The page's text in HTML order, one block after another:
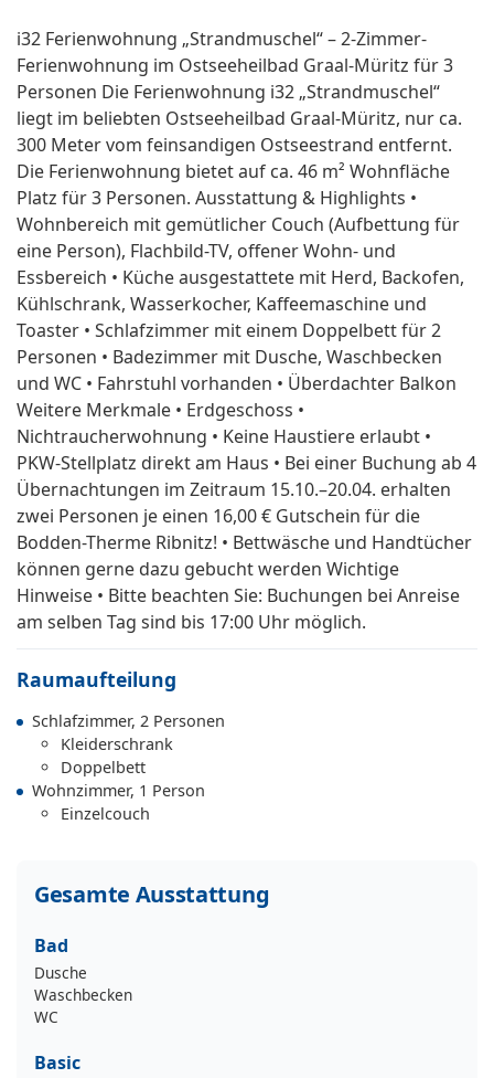
i32 Ferienwohnung „Strandmuschel“ – 2-Zimmer-
Ferienwohnung im Ostseeheilbad Graal-Müritz für 3
Personen Die Ferienwohnung i32 „Strandmuschel“
liegt im beliebten Ostseeheilbad Graal-Müritz, nur ca.
300 Meter vom feinsandigen Ostseestrand entfernt.
Die Ferienwohnung bietet auf ca. 46 m² Wohnfläche
Platz für 3 Personen. Ausstattung & Highlights •
Wohnbereich mit gemütlicher Couch (Aufbettung für
eine Person), Flachbild-TV, offener Wohn- und
Essbereich • Küche ausgestattete mit Herd, Backofen,
Kühlschrank, Wasserkocher, Kaffeemaschine und
Toaster • Schlafzimmer mit einem Doppelbett für 2
Personen • Badezimmer mit Dusche, Waschbecken
und WC • Fahrstuhl vorhanden • Überdachter Balkon
Weitere Merkmale • Erdgeschoss •
Nichtraucherwohnung • Keine Haustiere erlaubt •
PKW-Stellplatz direkt am Haus • Bei einer Buchung ab 4
Übernachtungen im Zeitraum 15.10.–20.04. erhalten
zwei Personen je einen 16,00 € Gutschein für die
Bodden-Therme Ribnitz! • Bettwäsche und Handtücher
können gerne dazu gebucht werden Wichtige
Hinweise • Bitte beachten Sie: Buchungen bei Anreise
am selben Tag sind bis 17:00 Uhr möglich.
Raumaufteilung
Schlafzimmer, 2 Personen
Kleiderschrank
Doppelbett
Wohnzimmer, 1 Person
Einzelcouch
Gesamte Ausstattung
Bad
Dusche
Waschbecken
WC
Basic